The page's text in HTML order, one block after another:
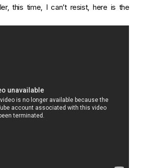
this time, I can’t resist, here is the